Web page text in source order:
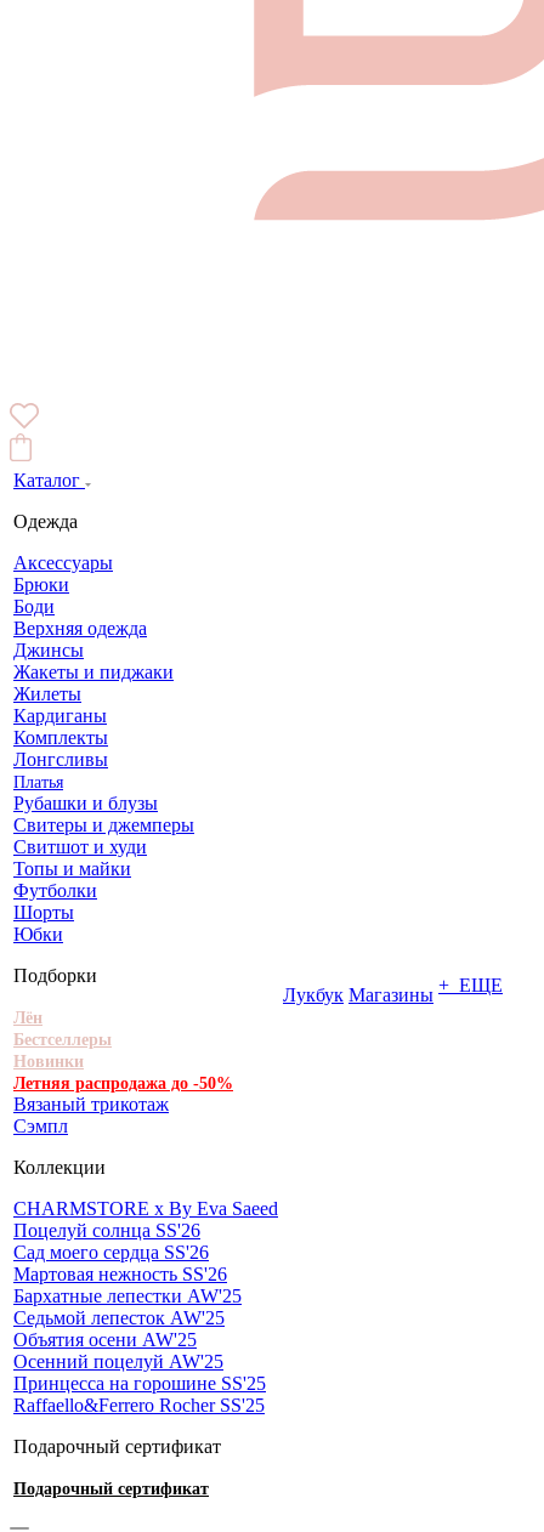
Каталог
Одежда
Аксессуары
Брюки
Боди
Верхняя одежда
Джинсы
Жакеты и пиджаки
Жилеты
Кардиганы
Комплекты
Лонгсливы
Платья
Рубашки и блузы
Свитеры и джемперы
Свитшот и худи
Топы и майки
Футболки
Шорты
Юбки
Подборки
Лён
Бестселлеры
Новинки
Летняя распродажа до -50%
Вязаный трикотаж
Сэмпл
Коллекции
CHARMSTORE х By Eva Saeed
Поцелуй солнца SS'26
Сад моего сердца SS'26
Мартовая нежность SS'26
Бархатные лепестки AW'25
Седьмой лепесток AW'25
Объятия осени AW'25
Осенний поцелуй AW'25
Принцесса на горошине SS'25
Raffaello&Ferrero Rocher SS'25
Подарочный сертификат
Подарочный сертификат
Лукбук Магазины + ЕЩЕ